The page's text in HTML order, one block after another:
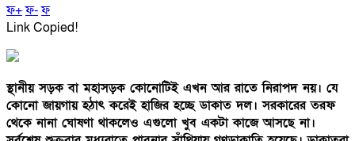
ফ+ফ-ফ
Link Copied!
স্থানীয় সড়ক বা মহাসড়ক কোনোটিই এখন আর রাতে নিরাপদ নয়। যে
কোনো জায়গায় হঠাৎ করেই হাজির হচ্ছে ডাকাত দল। সরকারের তরফ
থেকে নানা ঘোষণা থাকলেও এগুলো খুব একটা কাজে আসছে না।